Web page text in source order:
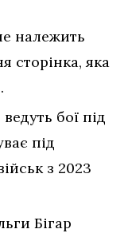
належить
сторінка, яка
бої під
під
з 2023
Бігар